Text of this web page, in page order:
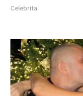
Celebrita